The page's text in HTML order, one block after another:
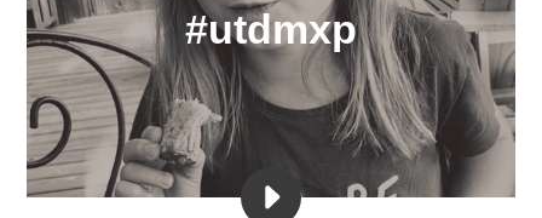
#utdmxp
LIRE